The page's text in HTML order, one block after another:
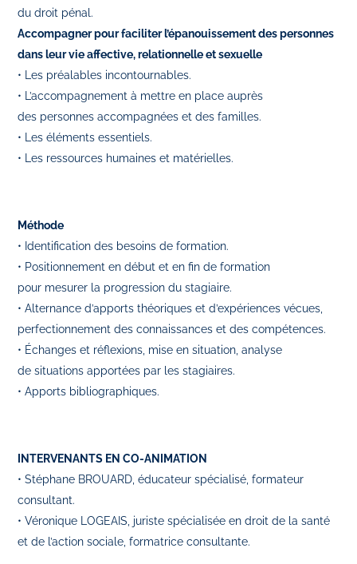
du droit pénal.
Accompagner pour faciliter l’épanouissement des personnes
dans leur vie affective, relationnelle et sexuelle
• Les préalables incontournables.
• L’accompagnement à mettre en place auprès
des personnes accompagnées et des familles.
• Les éléments essentiels.
• Les ressources humaines et matérielles.
Méthode
• Identification des besoins de formation.
• Positionnement en début et en fin de formation
pour mesurer la progression du stagiaire.
• Alternance d’apports théoriques et d’expériences vécues,
perfectionnement des connaissances et des compétences.
• Échanges et réflexions, mise en situation, analyse
de situations apportées par les stagiaires.
• Apports bibliographiques.
INTERVENANTS EN CO-ANIMATION
• Stéphane BROUARD, éducateur spécialisé, formateur
consultant.
• Véronique LOGEAIS, juriste spécialisée en droit de la santé
et de l’action sociale, formatrice consultante.